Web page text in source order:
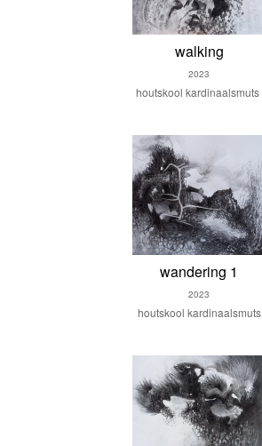
walking
2023
houtskool kardinaalsmuts
wandering 1
2023
houtskool kardinaalsmuts